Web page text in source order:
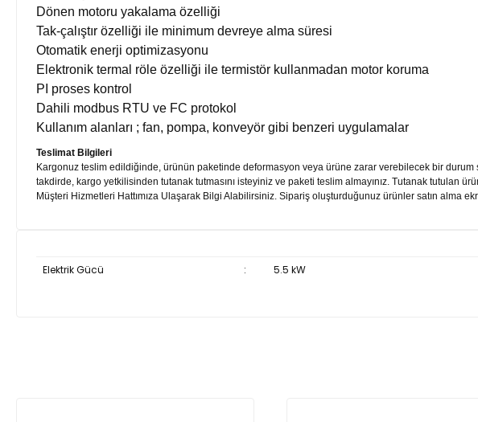
Dönen motoru yakalama özelliği
Tak-çalıştır özelliği ile minimum devreye alma süresi
Otomatik enerji optimizasyonu
Elektronik termal röle özelliği ile termistör kullanmadan motor koruma
PI proses kontrol
Dahili modbus RTU ve FC protokol
Kullanım alanları ; fan, pompa, konveyör gibi benzeri uygulamalar
Teslimat Bilgileri
Kargonuz teslim edildiğinde, ürünün paketinde deformasyon veya ürüne zarar verebilecek bir
takdirde, kargo yetkilisinden tutanak tutmasını isteyiniz ve paketi teslim almayınız. Tutanak tutulan
Müşteri Hizmetleri Hattımıza Ulaşarak Bilgi Alabilirsiniz. Sipariş oluşturduğunuz ürünler satın alma
Elektrik Gücü : 5.5 kW